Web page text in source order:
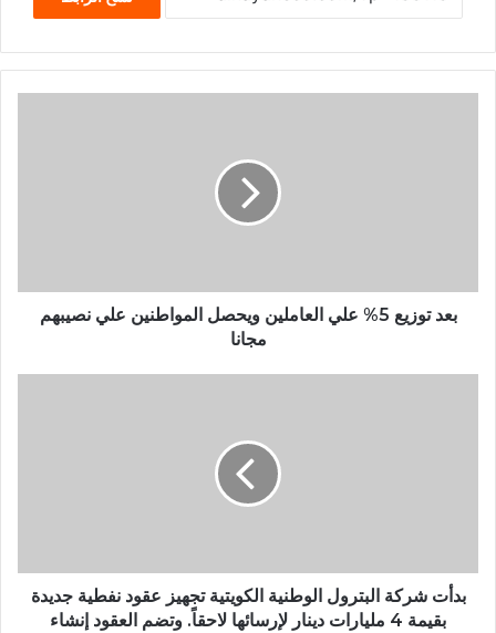
بعد توزيع 5% علي العاملين ويحصل المواطنين علي نصيبهم
مجانا
بدأت شركة البترول الوطنية الكويتية تجهيز عقود نفطية جديدة
بقيمة 4 مليارات دينار لإرسائها لاحقاً. وتضم العقود إنشاء